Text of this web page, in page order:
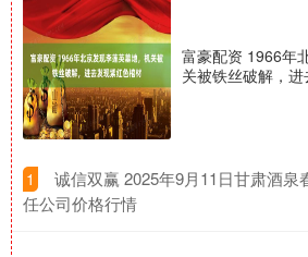
富豪配资 1966年
关被铁丝破解，
1
诚信双赢 2025年9月11日甘肃酒泉
任公司价格行情